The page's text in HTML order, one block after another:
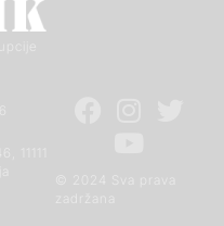
© 2024 Sva prava
11111